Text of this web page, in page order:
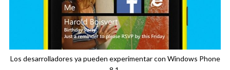
Los desarrolladores ya pueden experimentar con Windows Phone